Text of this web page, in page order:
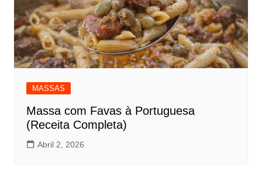
MASSAS
Massa com Favas à Portuguesa
(Receita Completa)
Abril 2, 2026